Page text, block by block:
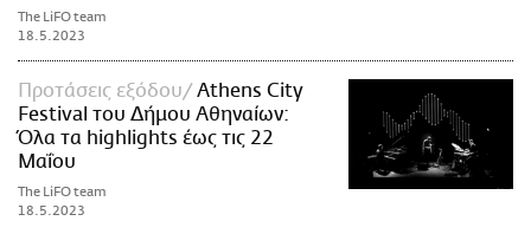
The LiFO team
18.5.2023
Προτάσεις εξόδου
Αthens City
Festival του Δήμου Αθηναίων:
Όλα τα highlights έως τις 22
Μαΐου
The LiFO team
18.5.2023